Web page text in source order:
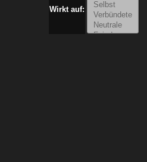
Wirkt auf: